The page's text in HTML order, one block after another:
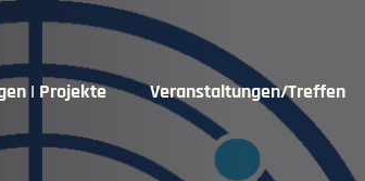
| Projekte Veranstaltungen/Treffen